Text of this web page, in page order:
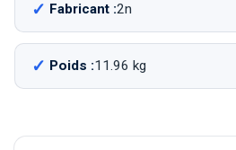
Fabricant :2n
Poids :11.96 kg